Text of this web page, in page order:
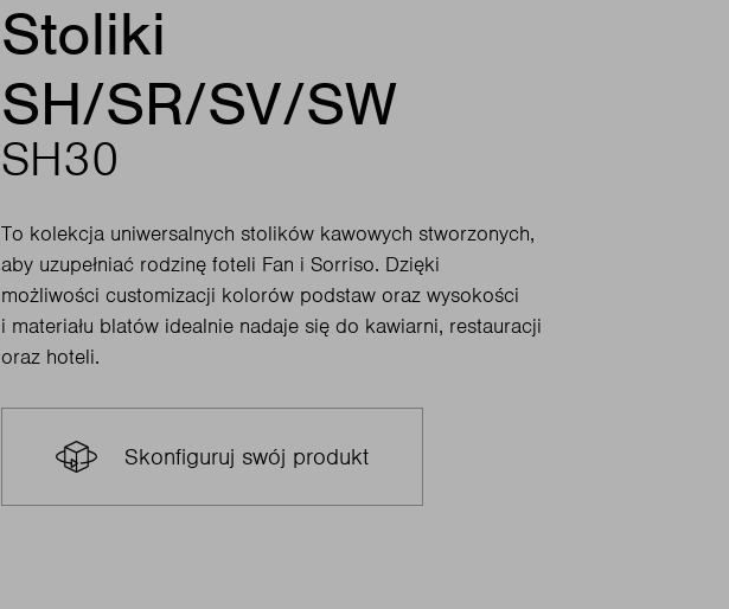
Stoliki
SH/SR/SV/SW
SH30
To kolekcja uniwersalnych stolików kawowych stworzonych,
aby uzupełniać rodzinę foteli Fan i Sorriso. Dzięki
możliwości customizacji kolorów podstaw oraz wysokości
i materiału blatów idealnie nadaje się do kawiarni, restauracji
oraz hoteli.
Skonfiguruj swój produkt